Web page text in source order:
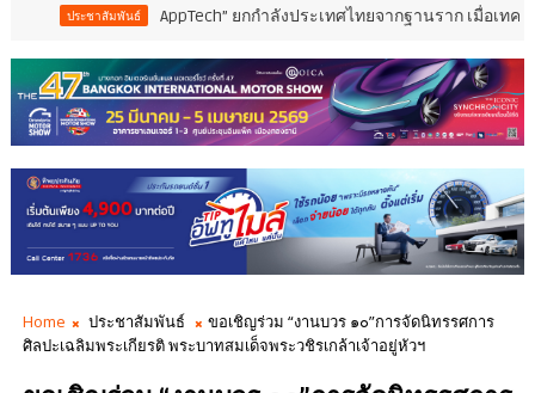
AppTech”​ ยกกำลังประเทศไทยจากฐานราก เมื่อเทคโนโลยีที่เหม
Home ประชาสัมพันธ์
ขอเชิญร่วม “งานบวร ๑๐”การจัดนิทรรศการ
ศิลปะเฉลิมพระเกียรติ พระบาทสมเด็จพระวชิรเกล้าเจ้าอยู่หัวฯ